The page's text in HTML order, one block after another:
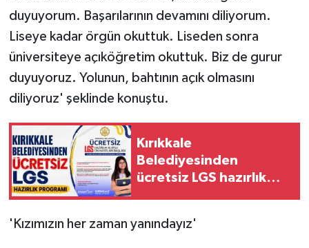
duyuyorum. Başarılarının devamını diliyorum.
Liseye kadar örgün okuttuk. Liseden sonra
üniversiteye açıköğretim okuttuk. Biz de gurur
duyuyoruz. Yolunun, bahtının açık olmasını
diliyoruz' şeklinde konuştu.
Kırıkkale
Belediyesinden
ücretsiz LGS hazırlık
'Kızımızın her zaman yanındayız'